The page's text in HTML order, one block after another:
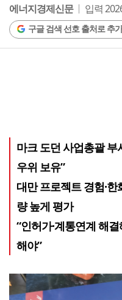
에너지경제신문
입력
구글 검색 선호 출처로 추가
마크 도던 사업총괄 부
우위 보유”
대만 프로젝트 경험·
량 높게 평가
“인허가·계통연계 해
해야”